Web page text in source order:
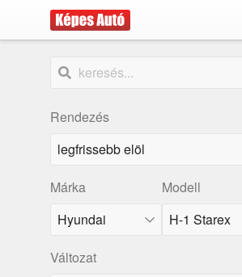
Rendezés
Márka
Hyundai
Modell
H-1 Starex
Változat